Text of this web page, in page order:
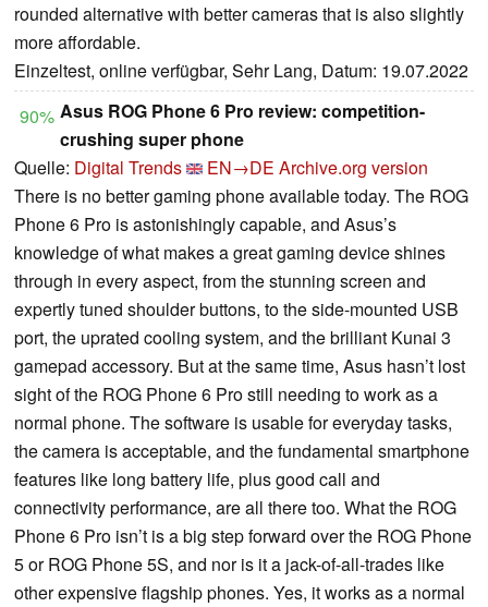
rounded alternative with better cameras that is also slightly
more affordable.
Einzeltest, online verfügbar, Sehr Lang, Datum: 19.07.2022
90% Asus ROG Phone 6 Pro review: competition-
crushing super phone
Quelle: Digital Trends EN→DE Archive.org version
There is no better gaming phone available today. The ROG
Phone 6 Pro is astonishingly capable, and Asus’s
knowledge of what makes a great gaming device shines
through in every aspect, from the stunning screen and
expertly tuned shoulder buttons, to the side-mounted USB
port, the uprated cooling system, and the brilliant Kunai 3
gamepad accessory. But at the same time, Asus hasn’t lost
sight of the ROG Phone 6 Pro still needing to work as a
normal phone. The software is usable for everyday tasks,
the camera is acceptable, and the fundamental smartphone
features like long battery life, plus good call and
connectivity performance, are all there too. What the ROG
Phone 6 Pro isn’t is a big step forward over the ROG Phone
5 or ROG Phone 5S, and nor is it a jack-of-all-trades like
other expensive flagship phones. Yes, it works as a normal